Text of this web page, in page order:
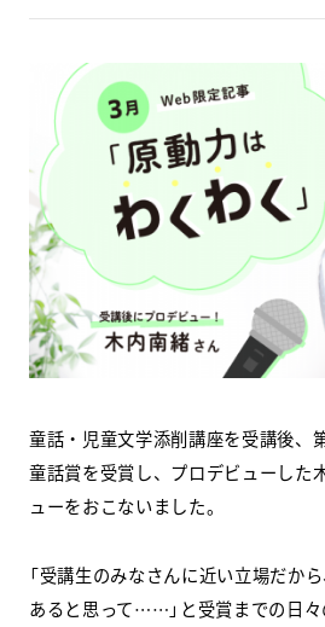
学び方から探す
デジタル講座
入門・実践講座
個別指南講座
スクールマガジン
コンセプト
受講の流れ
ニュース
童話・児童文学添削講座を受講後、
童話賞を受賞し、プロデビューした
ューをおこないました。
「受講生のみなさんに近い立場だか
あると思って……」と受賞までの日